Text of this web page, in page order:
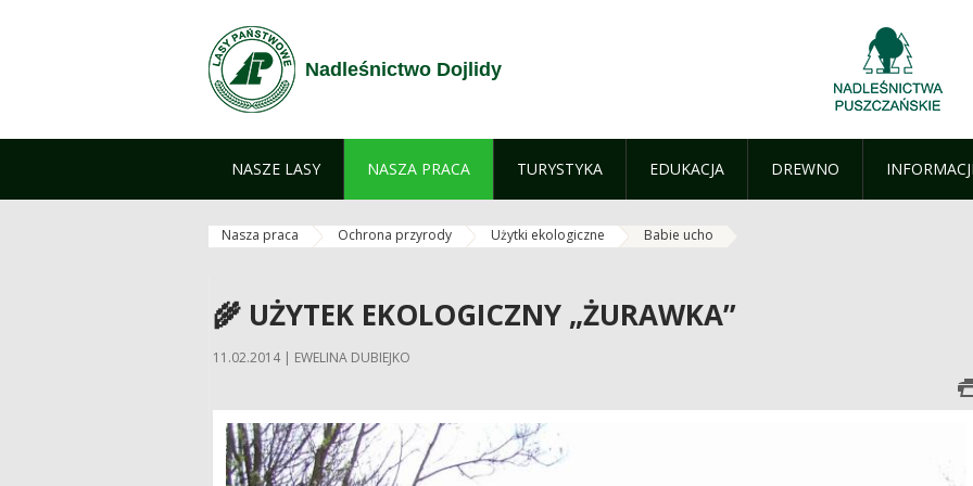
Nadleśnictwo Dojlidy
NASZE LASY NASZA PRACA TURYSTYKA EDUKACJA DREWNO
Nasza praca Ochrona przyrody Użytki ekologiczne Babie ucho
🌾 UŻYTEK EKOLOGICZNY „ŻURAWKA”
11.02.2014 | EWELINA DUBIEJKO